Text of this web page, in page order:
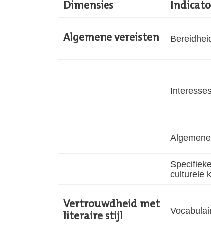
Dimensies
Algemene vereisten
Interesses
culturele
Vertrouwdheid met
literaire stijl